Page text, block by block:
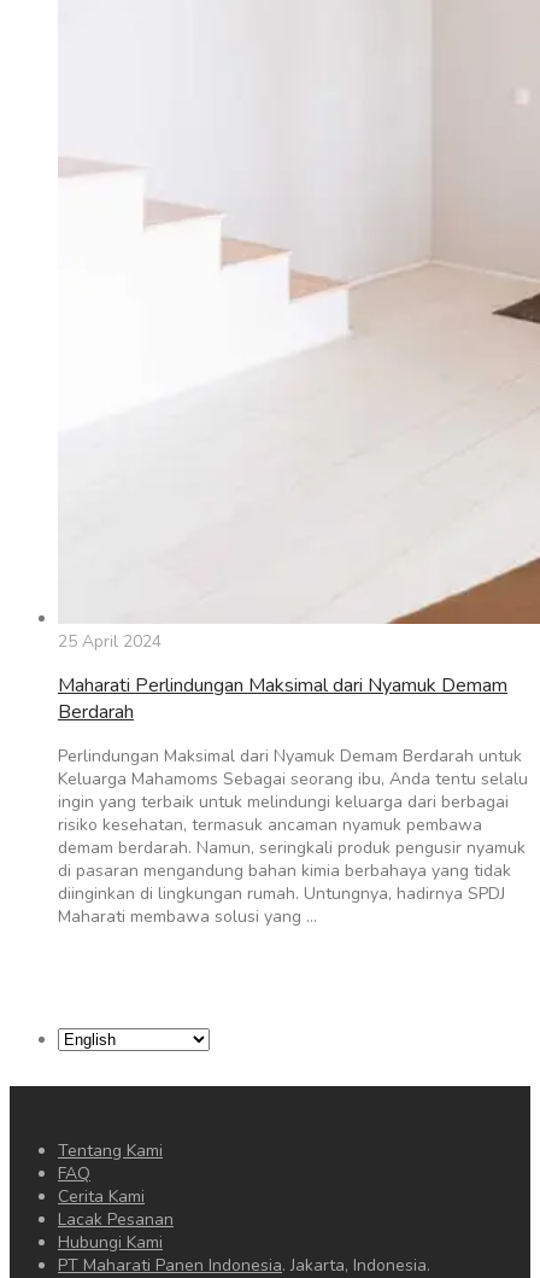
25 April 2024
Maharati Perlindungan Maksimal dari Nyamuk Demam
Berdarah
Perlindungan Maksimal dari Nyamuk Demam Berdarah untuk
Keluarga Mahamoms Sebagai seorang ibu, Anda tentu selalu
ingin yang terbaik untuk melindungi keluarga dari berbagai
risiko kesehatan, termasuk ancaman nyamuk pembawa
demam berdarah. Namun, seringkali produk pengusir nyamuk
di pasaran mengandung bahan kimia berbahaya yang tidak
diinginkan di lingkungan rumah. Untungnya, hadirnya SPDJ
Maharati membawa solusi yang …
Choose
language
Tentang Kami
FAQ
Cerita Kami
Lacak Pesanan
Hubungi Kami
PT Maharati Panen Indonesia. Jakarta, Indonesia.